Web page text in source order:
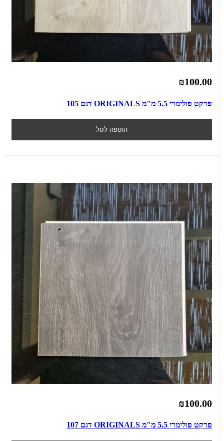
₪100.00
פרקט פולימרי 5.5 מ"מ ORIGINALS דגם 105
הוספה לסל
₪100.00
פרקט פולימרי 5.5 מ"מ ORIGINALS דגם 107